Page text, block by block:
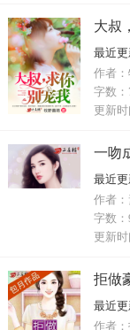
大叔
最近更
作者：
字数：
更新时
一吻
最近更
作者：
字数：
更新时
拒做
最近更
作者：